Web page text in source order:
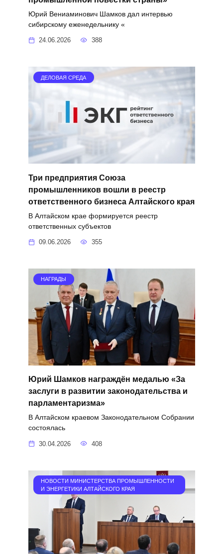
Юрий Вениаминович Шамков дал интервью
сибирскому еженедельнику «
24.06.2026 388
ДЕЛОВАЯ СРЕДА
Три предприятия Союза
промышленников вошли в реестр
ответственного бизнеса Алтайского края
В Алтайском крае формируется реестр
ответственных субъектов
09.06.2026 355
НАГРАДЫ
Юрий Шамков награждён медалью «За
заслуги в развитии законодательства и
парламентаризма»
В Алтайском краевом Законодательном Собрании
состоялась
30.04.2026 408
НОВОСТИ МИНИСТЕРСТВА ПРОМЫШЛЕННОСТИ
И ЭНЕРГЕТИКИ АЛТАЙСКОГО КРАЯ